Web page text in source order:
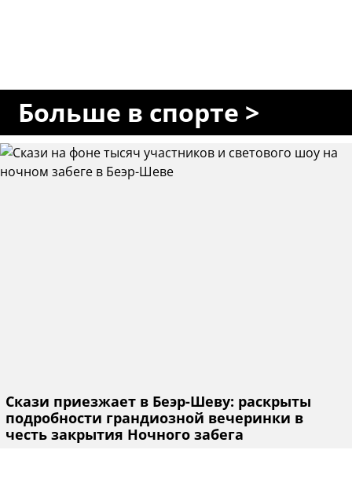
Больше в спорте >
Скази приезжает в Беэр-Шеву: раскрыты
подробности грандиозной вечеринки в
честь закрытия Ночного забега